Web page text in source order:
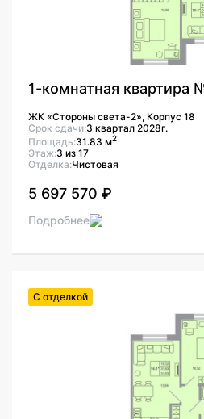
1-комнатная квартира
ЖК «Стороны света-2», Корпус 18
Срок сдачи:3 квартал 2028г.
Площадь:31.83 м2
Этаж:3 из 17
Отделка:Чистовая
5 697 570 ₽
Подробнее
С отделкой